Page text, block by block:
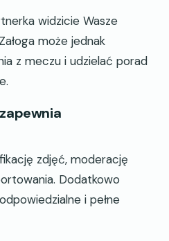
widzicie Wasze
może jednak
z meczu i udzielać porad
zdjęć, moderację
Dodatkowo
i pełne